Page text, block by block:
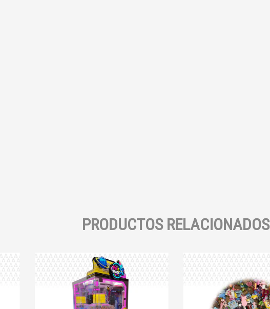
PRODUCTOS RELACIONADOS